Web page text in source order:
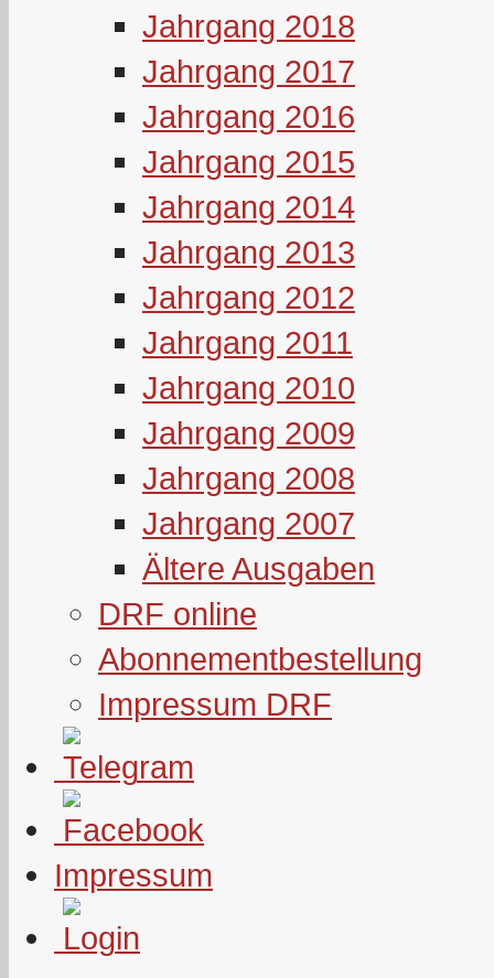
Jahrgang 2018
Jahrgang 2017
Jahrgang 2016
Jahrgang 2015
Jahrgang 2014
Jahrgang 2013
Jahrgang 2012
Jahrgang 2011
Jahrgang 2010
Jahrgang 2009
Jahrgang 2008
Jahrgang 2007
Ältere Ausgaben
DRF online
Abonnementbestellung
Impressum DRF
Impressum